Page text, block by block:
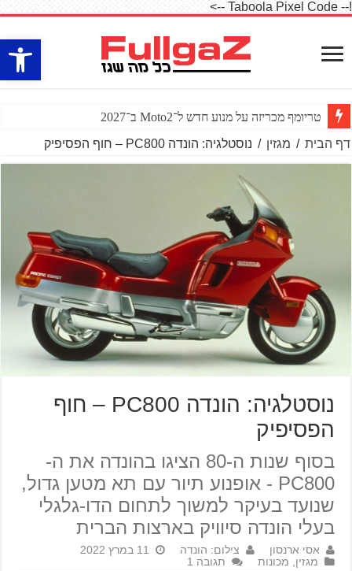
פתח
!-- Taboola Pixel Code -->
טריומף מכריזה על מנוע חדש ל־Moto2 ב־2027
דף הבית / מגזין / נוסטלגיה: הונדה PC800 – חוף הפסיפיק
נוסטלגיה: הונדה PC800 – חוף
הפסיפיק
בסוף שנות ה-80 הציגו בהונדה את ה-
PC800 - אופנוע תיור עם תא מטען גדול,
שנועד בעיקר למשוך לתחום הדו-גלגלי
בעלי הונדה סיוויק בארצות הברית
אסי ארנסון צילום: הונדה
11 במרץ 2022
מגזין
מכונות תגובה 1